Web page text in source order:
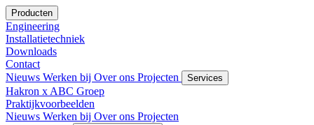
Producten
Engineering
Installatietechniek
Downloads
Contact
Nieuws Werken bij Over ons Projecten Services
Hakron x ABC Groep
Praktijkvoorbeelden
Nieuws Werken bij Over ons Projecten